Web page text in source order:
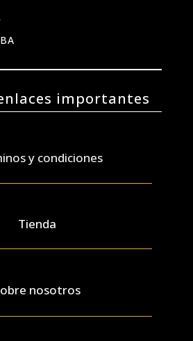
importantes
y condiciones
Tienda
nosotros